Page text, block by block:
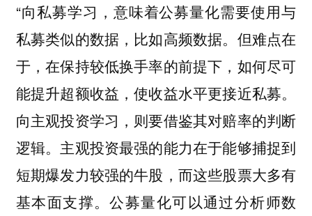
“向私募学习，意味着公募量化需要使用与
私募类似的数据，比如高频数据。但难点在
于，在保持较低换手率的前提下，如何尽可
能提升超额收益，使收益水平更接近私募。
向主观投资学习，则要借鉴其对赔率的判断
逻辑。主观投资最强的能力在于能够捕捉到
短期爆发力较强的牛股，而这些股票大多有
基本面支撑。公募量化可以通过分析师数